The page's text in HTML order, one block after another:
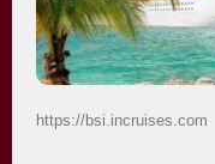
https://bsi.incruises.com